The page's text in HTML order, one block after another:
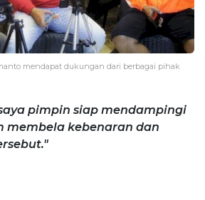
mendapat dukungan dari berbagai pihak
pimpin siap mendampingi
membela kebenaran dan